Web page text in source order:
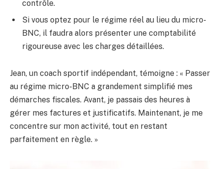
contrôle.
Si vous optez pour le régime réel au lieu du micro-
BNC, il faudra alors présenter une comptabilité
rigoureuse avec les charges détaillées.
Jean, un coach sportif indépendant, témoigne : « Passer
au régime micro-BNC a grandement simplifié mes
démarches fiscales. Avant, je passais des heures à
gérer mes factures et justificatifs. Maintenant, je me
concentre sur mon activité, tout en restant
parfaitement en règle. »